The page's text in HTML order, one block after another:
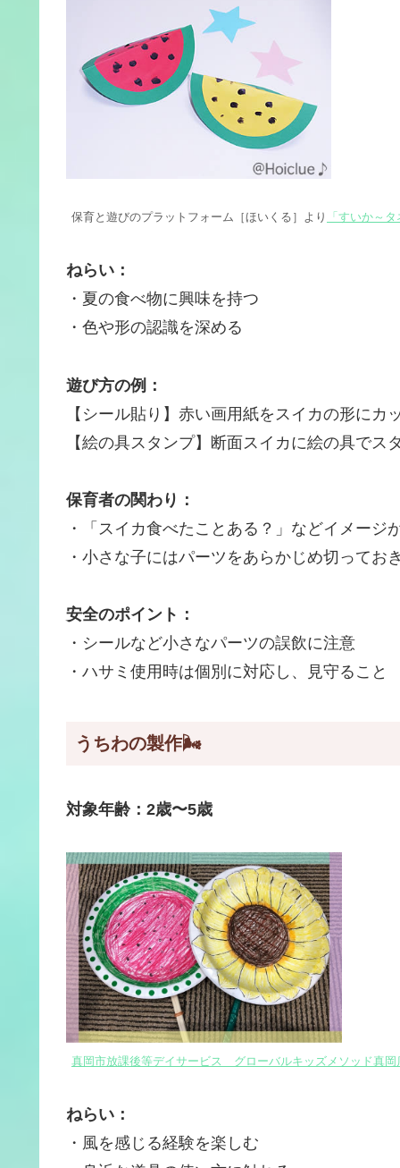
保育と遊びのプラットフォーム［ほいくる］より 「すいか～
ねらい：
・夏の食べ物に興味を持つ
・色や形の認識を深める
遊び方の例：
【シール貼り】赤い画用紙をスイカの形にカ
【絵の具スタンプ】断面スイカに絵の具でス
保育者の関わり：
・「スイカ食べたことある？」などイメージ
・小さな子にはパーツをあらかじめ切ってお
安全のポイント：
・シールなど小さなパーツの誤飲に注意
・ハサミ使用時は個別に対応し、見守ること
うちわの製作🌬️
対象年齢：2歳〜5歳
真岡市放課後等デイサービス グローバルキッズメソッド真岡
ねらい：
・風を感じる経験を楽しむ